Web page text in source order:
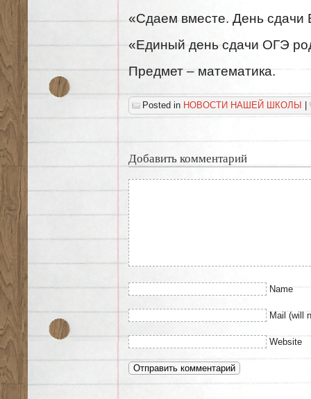
«Сдаем вместе. День сдачи
«Единый день сдачи ОГЭ
Предмет – математика.
Posted in НОВОСТИ НАШЕЙ ШКОЛЫ |
Добавить комментарий
Name
Mail (will
Website